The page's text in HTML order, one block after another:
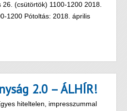
(csütörtök) 1100-1200 2018.
1200 Pótoltás: 2018. április
2.0 – ÁLHÍR!
hiteltelen, impresszummal